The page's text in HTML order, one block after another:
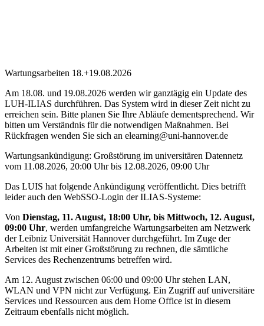
Wartungsarbeiten 18.+19.08.2026
Am 18.08. und 19.08.2026 werden wir ganztägig ein Update des
LUH-ILIAS durchführen. Das System wird in dieser Zeit nicht zu
erreichen sein. Bitte planen Sie Ihre Abläufe dementsprechend. Wir
bitten um Verständnis für die notwendigen Maßnahmen. Bei
Rückfragen wenden Sie sich an elearning@uni-hannover.de
Wartungsankündigung: Großstörung im universitären Datennetz
vom 11.08.2026, 20:00 Uhr bis 12.08.2026, 09:00 Uhr
Das LUIS hat folgende Ankündigung veröffentlicht. Dies betrifft
leider auch den WebSSO-Login der ILIAS-Systeme:
Von Dienstag, 11. August, 18:00 Uhr, bis Mittwoch, 12. August,
09:00 Uhr, werden umfangreiche Wartungsarbeiten am Netzwerk
der Leibniz Universität Hannover durchgeführt. Im Zuge der
Arbeiten ist mit einer Großstörung zu rechnen, die sämtliche
Services des Rechenzentrums betreffen wird.
Am 12. August zwischen 06:00 und 09:00 Uhr stehen LAN,
WLAN und VPN nicht zur Verfügung. Ein Zugriff auf universitäre
Services und Ressourcen aus dem Home Office ist in diesem
Zeitraum ebenfalls nicht möglich.